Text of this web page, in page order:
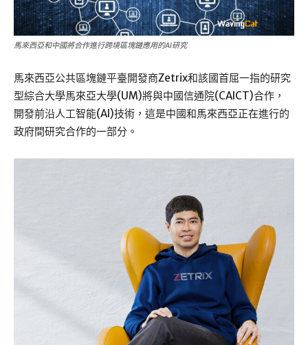
馬來西亞和中國將合作進行跨境區塊鏈應用的AI研究
馬來西亞公共區塊鏈平臺開發商Zetrix和該國首屈一指的研究
型綜合大學馬來亞大學(UM)將與中國信通院(CAICT)合作，
開發前沿人工智能(AI)技術，這是中國和馬來西亞正在進行的
政府間研究合作的一部分。